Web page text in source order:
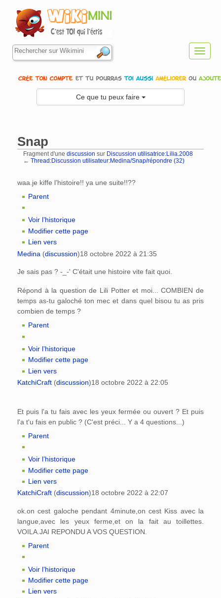
Ce que tu peux faire
Snap
Fragment d'une discussion sur Discussion utilisatrice:Lilia.2008
← Thread:Discussion utilisateur:Medina/Snap/répondre (32)
waa.je kiffe l’histoire!! ya une suite!!??
Parent
Voir l’historique
Modifier cette page
Lien vers
Medina (discussion)18 octobre 2022 à 21:35
Je sais pas ? -_-' C'était une histoire vite fait quoi.
Répond à la question de Lili Potter et moi... COMBIEN de
temps as-tu galoché ton mec et dans quel bisou tu as pris
combien de temps ?
Parent
Voir l’historique
Modifier cette page
Lien vers
KatchiCraft (discussion)18 octobre 2022 à 22:05
Et puis l'a tu fais avec les yeux fermée ou ouvert ? Et puis
l'a t'u fais en public ? (C'est préci... Y a 4 questions...)
Parent
Voir l’historique
Modifier cette page
Lien vers
KatchiCraft (discussion)18 octobre 2022 à 22:07
ok.on cest galoche pendant 4minute,on cest Kiss avec la
langue,avec les yeux ferme,et on la fait au toillettes.
VOILA.JAI REPONDU A VOS QUESTION.
Parent
Voir l’historique
Modifier cette page
Lien vers